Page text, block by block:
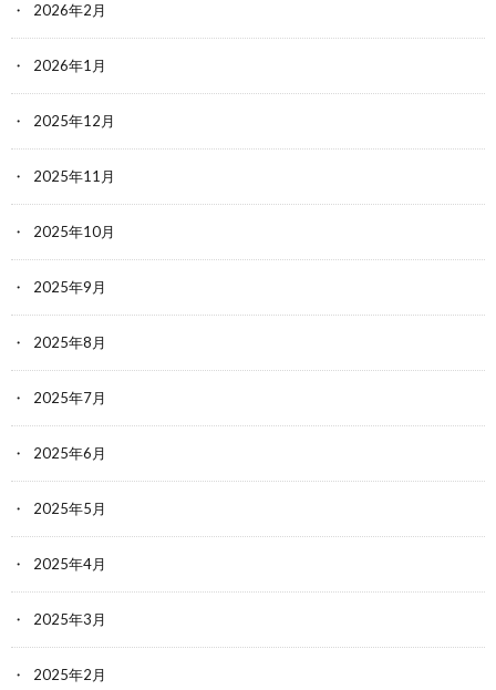
2026年2月
2026年1月
2025年12月
2025年11月
2025年10月
2025年9月
2025年8月
2025年7月
2025年6月
2025年5月
2025年4月
2025年3月
2025年2月